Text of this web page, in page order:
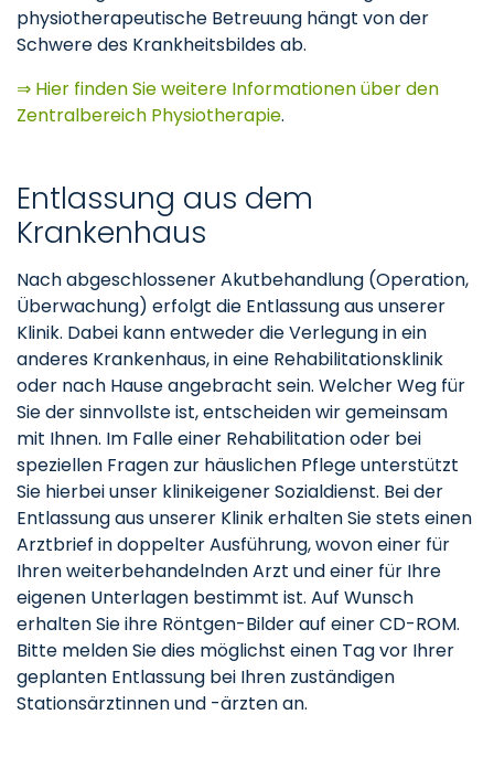
physiotherapeutische Betreuung hängt von der
Schwere des Krankheitsbildes ab.
⇒ Hier finden Sie weitere Informationen über den
Zentralbereich Physiotherapie.
Entlassung aus dem
Krankenhaus
Nach abgeschlossener Akutbehandlung (Operation,
Überwachung) erfolgt die Entlassung aus unserer
Klinik. Dabei kann entweder die Verlegung in ein
anderes Krankenhaus, in eine Rehabilitationsklinik
oder nach Hause angebracht sein. Welcher Weg für
Sie der sinnvollste ist, entscheiden wir gemeinsam
mit Ihnen. Im Falle einer Rehabilitation oder bei
speziellen Fragen zur häuslichen Pflege unterstützt
Sie hierbei unser klinikeigener Sozialdienst. Bei der
Entlassung aus unserer Klinik erhalten Sie stets einen
Arztbrief in doppelter Ausführung, wovon einer für
Ihren weiterbehandelnden Arzt und einer für Ihre
eigenen Unterlagen bestimmt ist. Auf Wunsch
erhalten Sie ihre Röntgen-Bilder auf einer CD-ROM.
Bitte melden Sie dies möglichst einen Tag vor Ihrer
geplanten Entlassung bei Ihren zuständigen
Stationsärztinnen und -ärzten an.